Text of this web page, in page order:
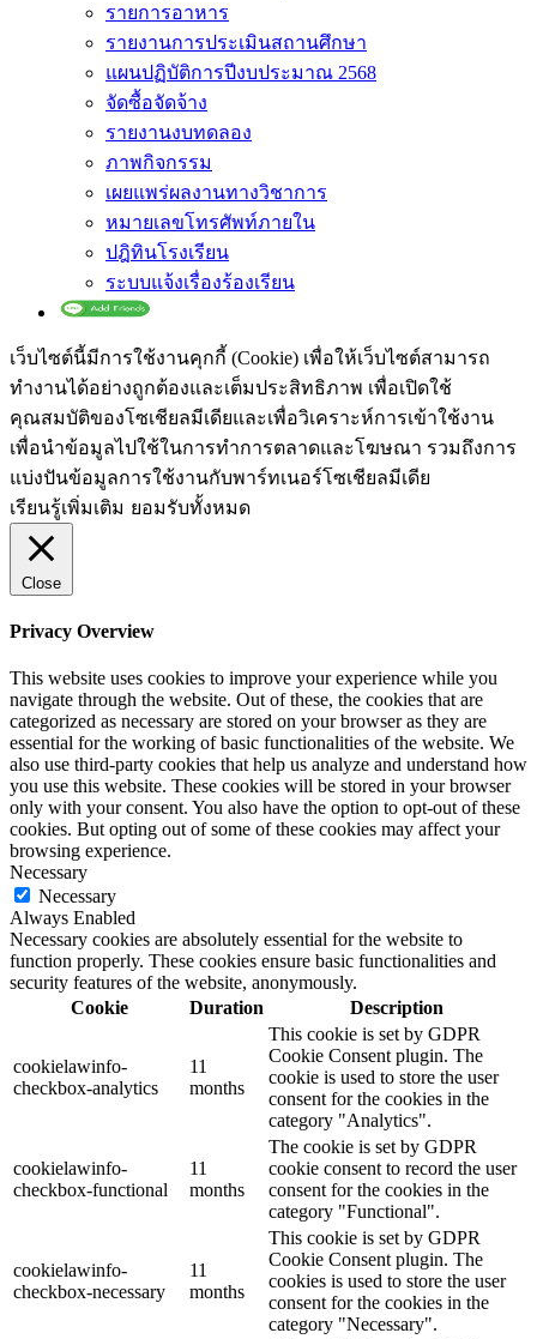
รายการอาหาร
รายงานการประเมินสถานศึกษา
แผนปฏิบัติการปีงบประมาณ 2568
จัดซื้อจัดจ้าง
รายงานงบทดลอง
ภาพกิจกรรม
เผยแพร่ผลงานทางวิชาการ
หมายเลขโทรศัพท์ภายใน
ปฎิทินโรงเรียน
ระบบแจ้งเรื่องร้องเรียน
เว็บไซต์นี้มีการใช้งานคุกกี้ (Cookie) เพื่อให้เว็บไซต์สามารถ
ทำงานได้อย่างถูกต้องและเต็มประสิทธิภาพ​ เพื่อเปิดใช้
คุณสมบัติของโซเชียล​มีเดียและเพื่อวิเคราะห์การเข้าใช้งาน
เพื่อนำข้อมูลไปใช้ในการทำการตลาดและโฆษณา​ รวมถึงการ
แบ่งปันข้อมูลการใช้งานกับพาร์ทเนอร์​โซเชียล​มีเดีย
เรียนรู้เพิ่มเติม ยอมรับทั้งหมด
Close
Privacy Overview
This website uses cookies to improve your experience while you
navigate through the website. Out of these, the cookies that are
categorized as necessary are stored on your browser as they are
essential for the working of basic functionalities of the website. We
also use third-party cookies that help us analyze and understand how
you use this website. These cookies will be stored in your browser
only with your consent. You also have the option to opt-out of these
cookies. But opting out of some of these cookies may affect your
browsing experience.
Necessary
Necessary
Always Enabled
Necessary cookies are absolutely essential for the website to
function properly. These cookies ensure basic functionalities and
security features of the website, anonymously.
Cookie
Duration Description
cookielawinfo-
checkbox-analytics
11
months
This cookie is set by GDPR
Cookie Consent plugin. The
cookie is used to store the user
consent for the cookies in the
category "Analytics".
cookielawinfo-
checkbox-functional
11
months
The cookie is set by GDPR
cookie consent to record the user
consent for the cookies in the
category "Functional".
cookielawinfo-
checkbox-necessary
11
months
This cookie is set by GDPR
Cookie Consent plugin. The
cookies is used to store the user
consent for the cookies in the
category "Necessary".